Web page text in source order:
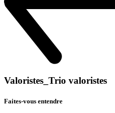
Valoristes_Trio valoristes
Faites-vous entendre